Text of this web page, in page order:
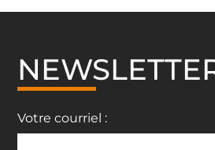
Votre courriel :